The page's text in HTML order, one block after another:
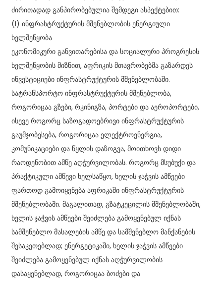
ძირითადად განპირობებულია შემდეგი ასპექტებით:
(I) ინფრასტრუქტურის მშენებლობის ენერგიული
ხელშეწყობა
ეკონომიკური განვითარებისა და სოციალური პროგრესის
ხელშეწყობის მიზნით, აფრიკის მთავრობებმა გაზარდეს
ინვესტიციები ინფრასტრუქტურის მშენებლობაში.
სატრანსპორტო ინფრასტრუქტურის მშენებლობა,
როგორიცაა გზები, რკინიგზა, პორტები და აეროპორტები,
ისევე როგორც საზოგადოებრივი ინფრასტრუქტურის
გაუმჯობესება, როგორიცაა ელექტროენერგია,
კომუნიკაციები და წყლის დაზოგვა, მოითხოვს დიდი
რაოდენობით ამწე აღჭურვილობას. როგორც მსუბუქი და
პრაქტიკული ამწევი ხელსაწყო, ხელის ჯაჭვის ამწეები
ფართოდ გამოიყენება აფრიკაში ინფრასტრუქტურის
მშენებლობაში. მაგალითად, გზატკეცილის მშენებლობაში,
ხელის ჯაჭვის ამწეები შეიძლება გამოყენებულ იქნას
სამშენებლო მასალების ამწე და სამშენებლო მანქანების
შესაკეთებლად; ენერგეტიკაში, ხელის ჯაჭვის ამწეები
შეიძლება გამოყენებულ იქნას აღჭურვილობის
დასაყენებლად, როგორიცაა ბოძები და